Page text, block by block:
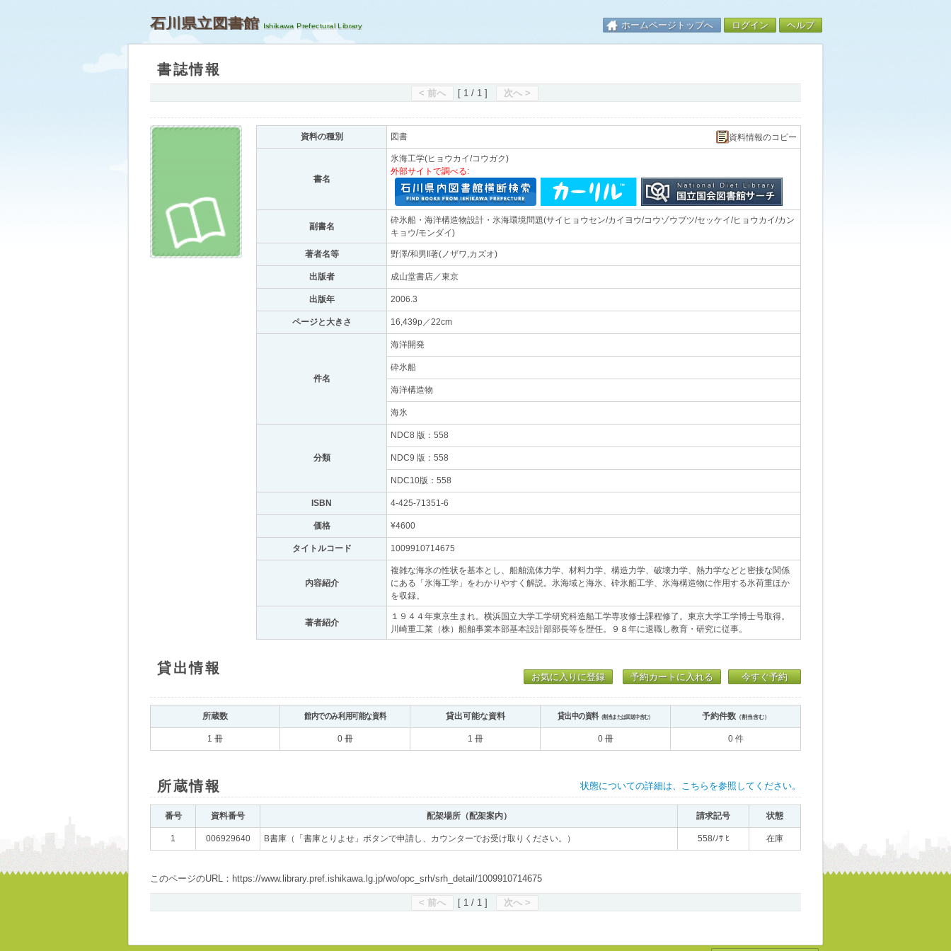
石川県立図書館 ホームページトップへ ログイン ヘルプ
書誌情報
< 前へ [ 1 / 1 ] 次へ >
資料の種別 図書 資料情報のコピー
書名
氷海工学(ヒョウカイ/コウガク)
外部サイトで調べる:
副書名
砕氷船・海洋構造物設計・氷海環境問題(サイヒョウセン/カイヨウ/コウゾウブツ/セッケイ/ヒョウカイ/カン
キョウ/モンダイ)
著者名等 野澤/和男‖著(ノザワ,カズオ)
出版者 成山堂書店／東京
出版年 2006.3
ページと大きさ 16,439p／22cm
件名
海洋開発
砕氷船
海洋構造物
海氷
分類
NDC8 版：558
NDC9 版：558
NDC10版：558
ISBN 4-425-71351-6
価格 ¥4600
タイトルコード 1009910714675
内容紹介
複雑な海氷の性状を基本とし、船舶流体力学、材料力学、構造力学、破壊力学、熱力学などと密接な関係
にある「氷海工学」をわかりやすく解説。氷海域と海氷、砕氷船工学、氷海構造物に作用する氷荷重ほか
を収録。
著者紹介
１９４４年東京生まれ。横浜国立大学工学研究科造船工学専攻修士課程修了。東京大学工学博士号取得。
川崎重工業（株）船舶事業本部基本設計部部長等を歴任。９８年に退職し教育・研究に従事。
貸出情報
お気に入りに登録 予約カートに入れる 今すぐ予約
所蔵数 館内でのみ利用可能な資料 貸出可能な資料 貸出中の資料（割当または回送中含む） 予約件数（割当含む）
1 冊 0 冊 1 冊 0 冊 0 件
所蔵情報 状態についての詳細は、こちらを参照してください。
番号 資料番号 配架場所（配架案内） 請求記号 状態
1 006929640 B書庫（「書庫とりよせ」ボタンで申請し、カウンターでお受け取りください。） 558/ﾉｻ ﾋ 在庫
このページのURL：https://www.library.pref.ishikawa.lg.jp/wo/opc_srh/srh_detail/1009910714675
< 前へ [ 1 / 1 ] 次へ >